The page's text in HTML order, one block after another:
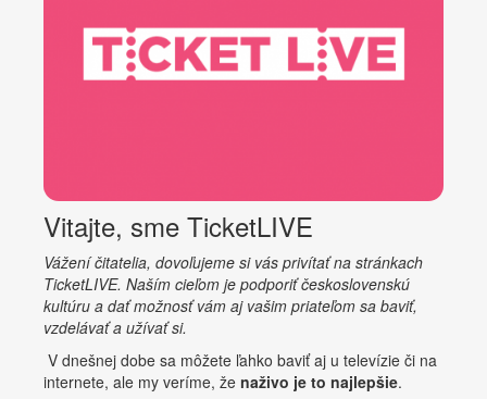
Vitajte, sme TicketLIVE
Vážení čitatelia, dovoľujeme si vás privítať na stránkach
TicketLIVE. Naším cieľom je podporiť československú
kultúru a dať možnosť vám aj vašim priateľom sa baviť,
vzdelávať a užívať si.
V dnešnej dobe sa môžete ľahko baviť aj u televízie či na
internete, ale my veríme, že naživo je to najlepšie.